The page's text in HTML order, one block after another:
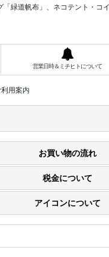
「緑道帆布」、ネコテント・コ
営業日時＆ミチヒトについて
用案内
お買い物の流れ
税金について
アイコンについて